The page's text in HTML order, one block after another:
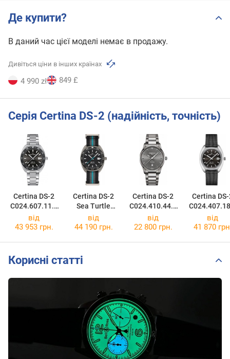
Де купити?
В даний час цієї моделі немає в продажу.
Дивіться ціни в інших країнах
4 990 zł 849 £
Серія Certina DS-2 (надійність, точність)
Certina DS-2
C024.607.11.0
81.02
Certina DS-2
Sea Turtle
Conservancy
C024.607.48.0
Certina DS-2
C024.410.44.0
81.20
Certina
81.00
від
43 953 грн.
від
44 190 грн.
від
22 800 грн.
від
41 870
Корисні статті